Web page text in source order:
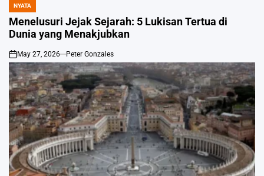
POSTED
IN
NYATA
Menelusuri Jejak Sejarah: 5 Lukisan Tertua di
Dunia yang Menakjubkan
on
May 27, 2026 Peter Gonzales